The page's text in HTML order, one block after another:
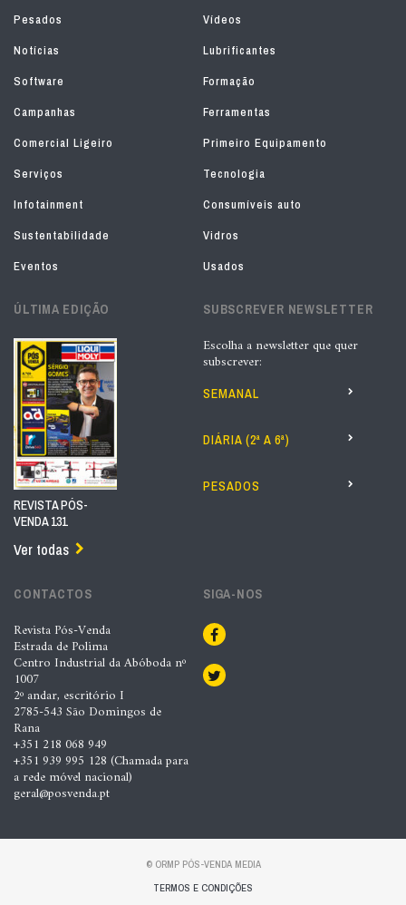
Pesados
Vídeos
Notícias
Lubrificantes
Software
Formação
Campanhas
Ferramentas
Comercial Ligeiro
Primeiro Equipamento
Serviços
Tecnologia
Infotainment
Consumíveis auto
Sustentabilidade
Vidros
Eventos
Usados
ÚLTIMA EDIÇÃO
REVISTA PÓS-
VENDA 131
Ver todas
SUBSCREVER NEWSLETTER
Escolha a newsletter que quer
subscrever:
SEMANAL
DIÁRIA (2ª A 6ª)
PESADOS
CONTACTOS
Revista Pós-Venda
Estrada de Polima
Centro Industrial da Abóboda nº
1007
2º andar, escritório I
2785-543 São Domingos de
Rana
+351 218 068 949
+351 939 995 128 (Chamada para
a rede móvel nacional)
geral@posvenda.pt
SIGA-NOS
© ORMP PÓS-VENDA MEDIA
TERMOS E CONDIÇÕES